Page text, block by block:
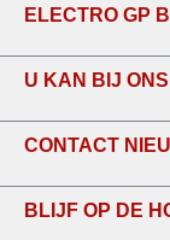
ELECTRO GP
U KAN BIJ
CONTACT
BLIJF OP DE